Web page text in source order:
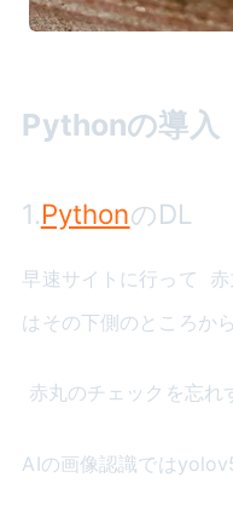
Pythonの導入
1.PythonのDL
早速サイトに行って
はその下側のところか
赤丸のチェックを忘れ
AIの画像認識では